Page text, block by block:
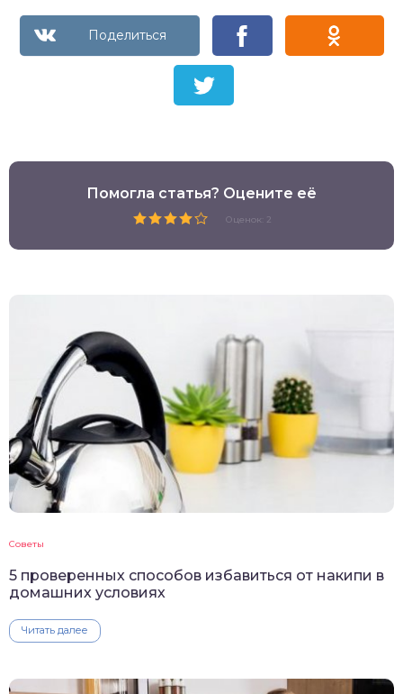
Помогла статья? Оцените её
Оценок: 2
Советы
5 проверенных способов избавиться от накипи в
домашних условиях
Читать далее